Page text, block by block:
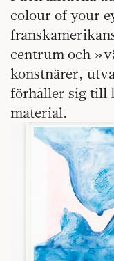
colour of your
centrum och
konstnärer,
förhåller sig till
material.